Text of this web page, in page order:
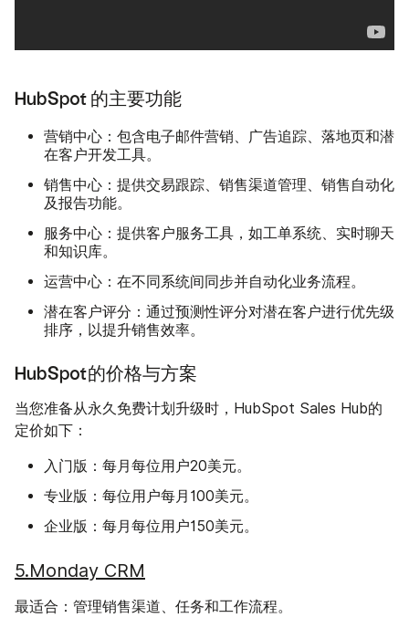
HubSpot 的主要功能
营销中心： 包含电子邮件营销、广告追踪、落地页和潜
在客户开发工具。
销售中心： 提供交易跟踪、销售渠道管理、销售自动化
及报告功能。
服务中心： 提供客户服务工具，如工单系统、实时聊天
和知识库。
运营中心： 在不同系统间同步并自动化业务流程。
潜在客户评分： 通过预测性评分对潜在客户进行优先级
排序，以提升销售效率。
HubSpot的价格与方案
当您准备从永久免费计划升级时，HubSpot Sales Hub的
定价如下：
入门版 ：每月每位用户20美元。
专业版 ：每位用户每月100美元。
企业版 ：每月每位用户150美元。
5.Monday CRM
最适合： 管理销售渠道、任务和工作流程。